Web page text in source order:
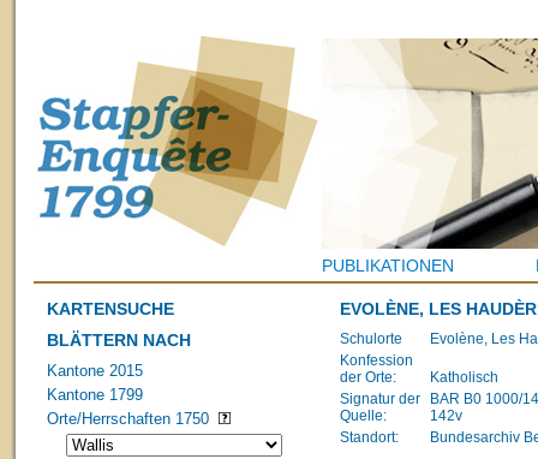
PUBLIKATIONEN
KARTENSUCHE
BLÄTTERN NACH
Kantone 2015
Kantone 1799
Orte/Herrschaften 1750
EVOLÈNE, LES
Schulorte
Evolène, Les
Konfession
der Orte:
Katholisch
Signatur der
Quelle:
BAR B0 1000/
142v
Standort:
Bundesarchiv